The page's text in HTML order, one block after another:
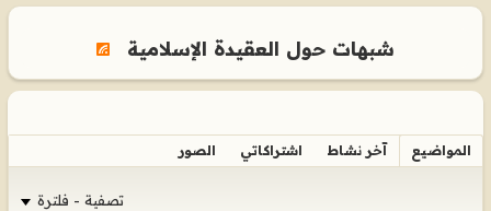
شبهات حول العقيدة الإسلامية
المواضيع آخر نشاط اشتراكاتي الصور
تصفية - فلترة